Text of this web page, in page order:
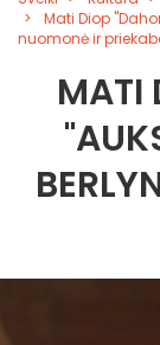
Mati Diop
nuomonė ir
MATI